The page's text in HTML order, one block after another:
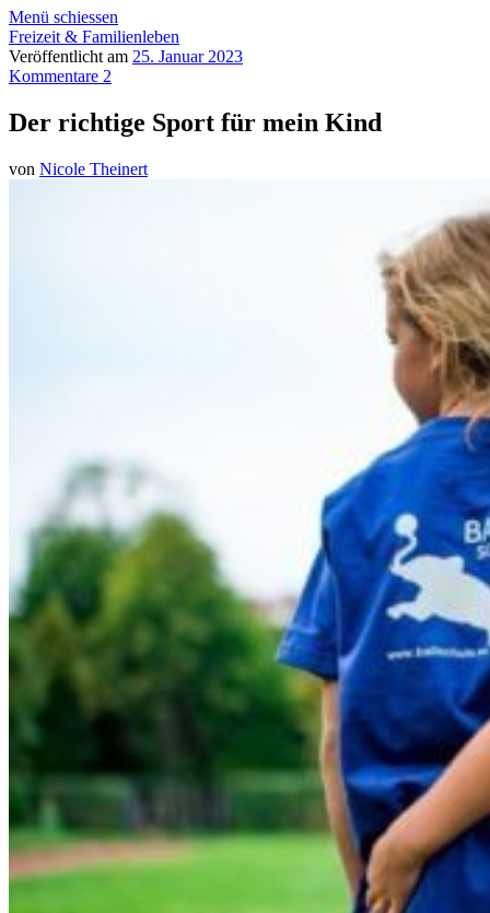
Menü schiessen
Freizeit & Familienleben
Veröffentlicht am 25. Januar 2023
Kommentare 2
Der richtige Sport für mein Kind
von Nicole Theinert